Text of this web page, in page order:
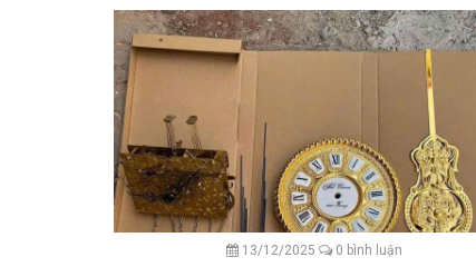
13/12/2025 0 bình luận